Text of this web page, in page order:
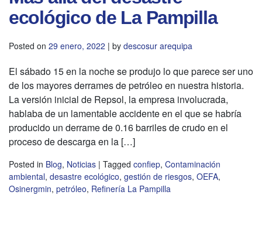
ecológico de La Pampilla
Posted on 29 enero, 2022 | by descosur arequipa
El sábado 15 en la noche se produjo lo que parece ser uno
de los mayores derrames de petróleo en nuestra historia.
La versión inicial de Repsol, la empresa involucrada,
hablaba de un lamentable accidente en el que se habría
producido un derrame de 0.16 barriles de crudo en el
proceso de descarga en la […]
Posted in Blog, Noticias | Tagged confiep, Contaminación
ambiental, desastre ecológico, gestión de riesgos, OEFA,
Osinergmin, petróleo, Refinería La Pampilla